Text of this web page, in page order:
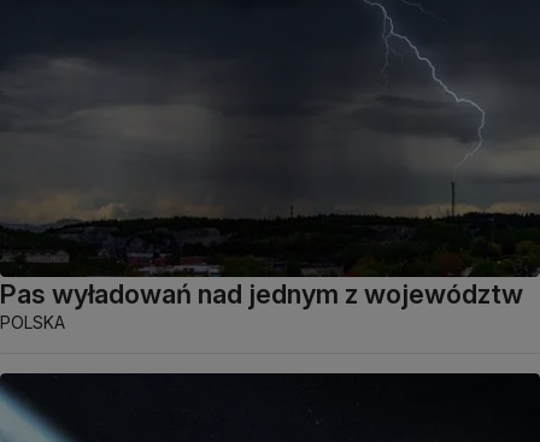
Pas wyładowań nad jednym z województw
POLSKA